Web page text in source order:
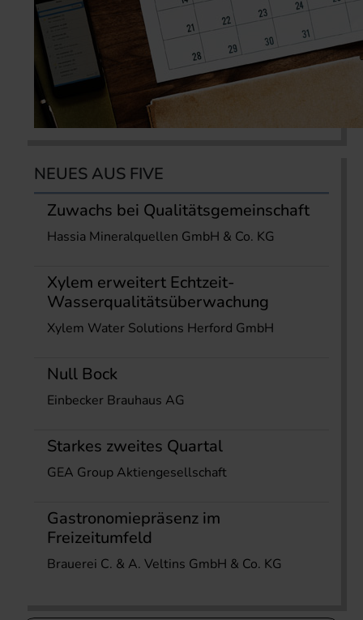
NEUES AUS FIVE
Zuwachs bei Qualitätsgemeinschaft
Hassia Mineralquellen GmbH & Co. KG
Xylem erweitert Echtzeit-
Wasserqualitätsüberwachung
Xylem Water Solutions Herford GmbH
Null Bock
Einbecker Brauhaus AG
Starkes zweites Quartal
GEA Group Aktiengesellschaft
Gastronomiepräsenz im
Freizeitumfeld
Brauerei C. & A. Veltins GmbH & Co. KG